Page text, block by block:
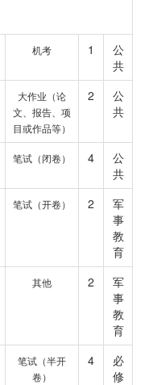
机考 1
公
共
大作业（论
文、报告、项
目或作品等）
2
公
共
笔试（闭卷） 4
公
共
笔试（开卷） 2
军
事
教
育
其他 2
军
事
教
育
笔试（半开
卷）
4
必
修